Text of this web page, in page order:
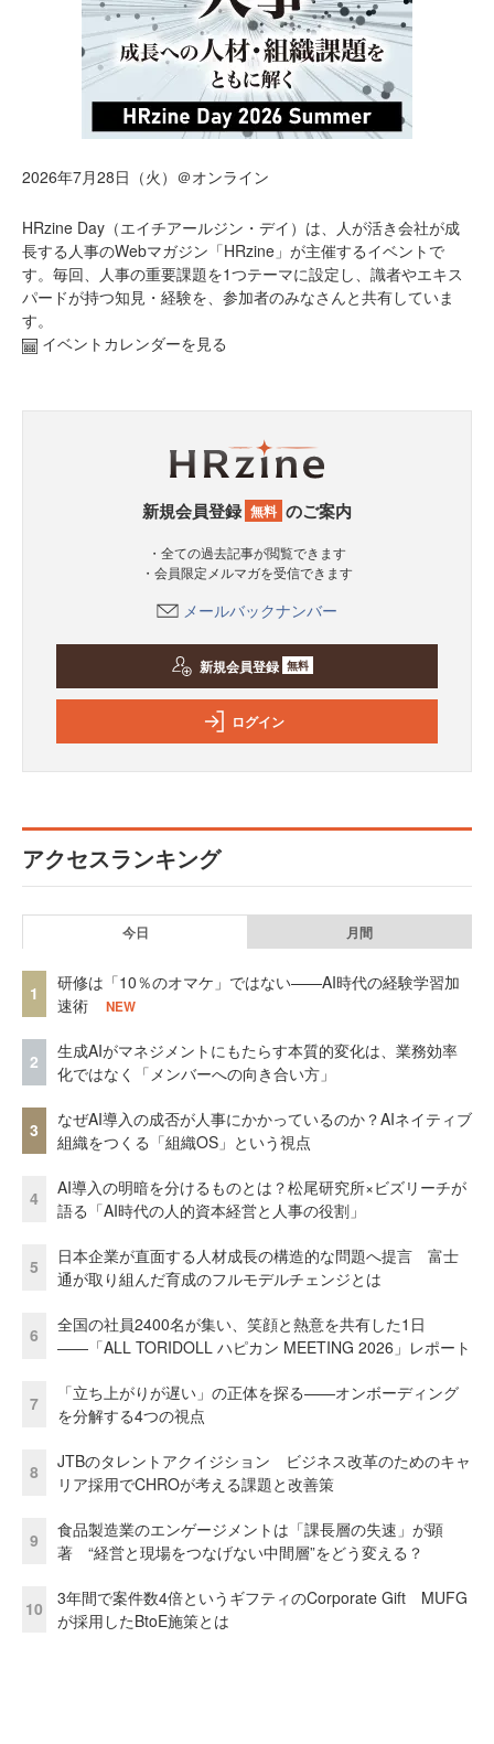
2026年7月28日（火）＠オンライン
HRzine Day（エイチアールジン・デイ）は、人が活き会社が成
長する人事のWebマガジン「HRzine」が主催するイベントで
す。毎回、人事の重要課題を1つテーマに設定し、識者やエキス
パードが持つ知見・経験を、参加者のみなさんと共有していま
す。
イベントカレンダーを見る
新規会員登録 無料 のご案内
・全ての過去記事が閲覧できます
・会員限定メルマガを受信できます
メールバックナンバー
新規会員登録 無料
ログイン
アクセスランキング
今日 月間
1
研修は「10％のオマケ」ではない——AI時代の経験学習加
速術
NEW
2
生成AIがマネジメントにもたらす本質的変化は、業務効率
化ではなく「メンバーへの向き合い方」
3
なぜAI導入の成否が人事にかかっているのか？AIネイティブ
組織をつくる「組織OS」という視点
4
AI導入の明暗を分けるものとは？松尾研究所×ビズリーチが
語る「AI時代の人的資本経営と人事の役割」
5
日本企業が直面する人材成長の構造的な問題へ提言 富士
通が取り組んだ育成のフルモデルチェンジとは
6
全国の社員2400名が集い、笑顔と熱意を共有した1日
――「ALL TORIDOLL ハピカン MEETING 2026」レポート
7
「立ち上がりが遅い」の正体を探る——オンボーディング
を分解する4つの視点
8
JTBのタレントアクイジション ビジネス改革のためのキャ
リア採用でCHROが考える課題と改善策
9
食品製造業のエンゲージメントは「課長層の失速」が顕
著 “経営と現場をつなげない中間層”をどう変える？
10
3年間で案件数4倍というギフティのCorporate Gift MUFG
が採用したBtoE施策とは